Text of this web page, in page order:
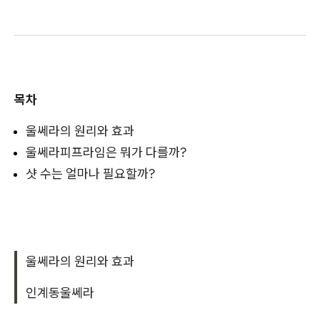
목차
울쎄라의 원리와 효과
울쎄라피프라임은 뭐가 다를까?
샷 수는 얼마나 필요할까?
울쎄라의 원리와 효과
인계동울쎄라